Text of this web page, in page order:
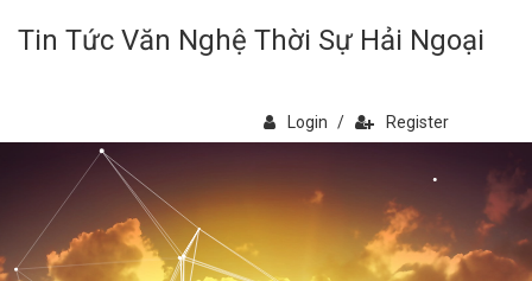
Tin Tức Văn Nghệ Thời Sự Hải Ngoại
Login / Register